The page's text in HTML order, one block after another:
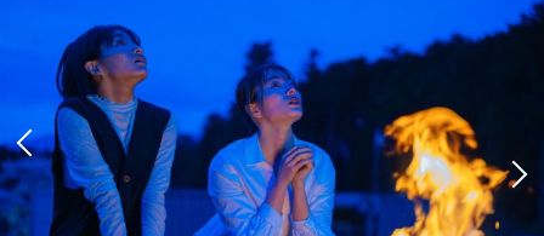
47,000
大人2名1
税・サービス料込
合計 49,200 円~